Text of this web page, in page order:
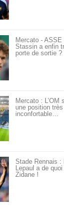
Mercato - ASSE
Stassin a enfin
porte de sortie ?
Mercato : L’OM
une position très
inconfortable…
Stade Rennais :
Lepaul a de
Zidane !